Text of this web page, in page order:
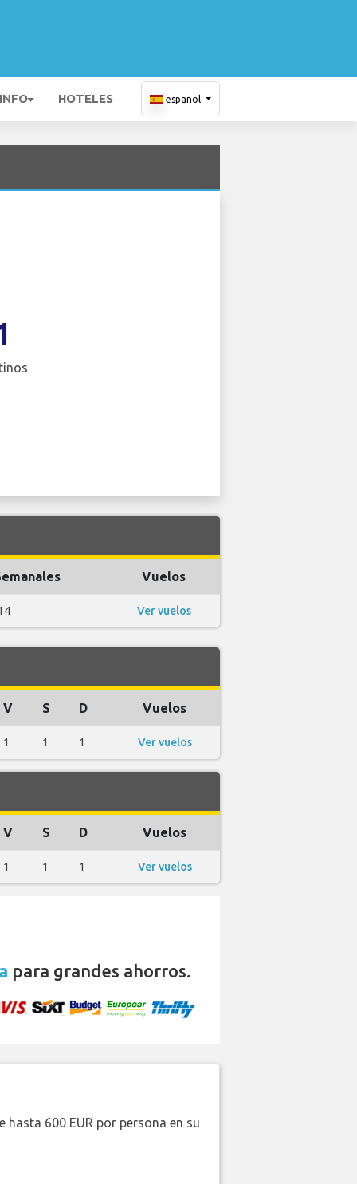
HOTELES español
Vuelos
Ver vuelos
V S D Vuelos
1 1 1 Ver vuelos
V S D Vuelos
1 1 1 Ver vuelos
para grandes ahorros.
hasta 600 EUR por persona en su